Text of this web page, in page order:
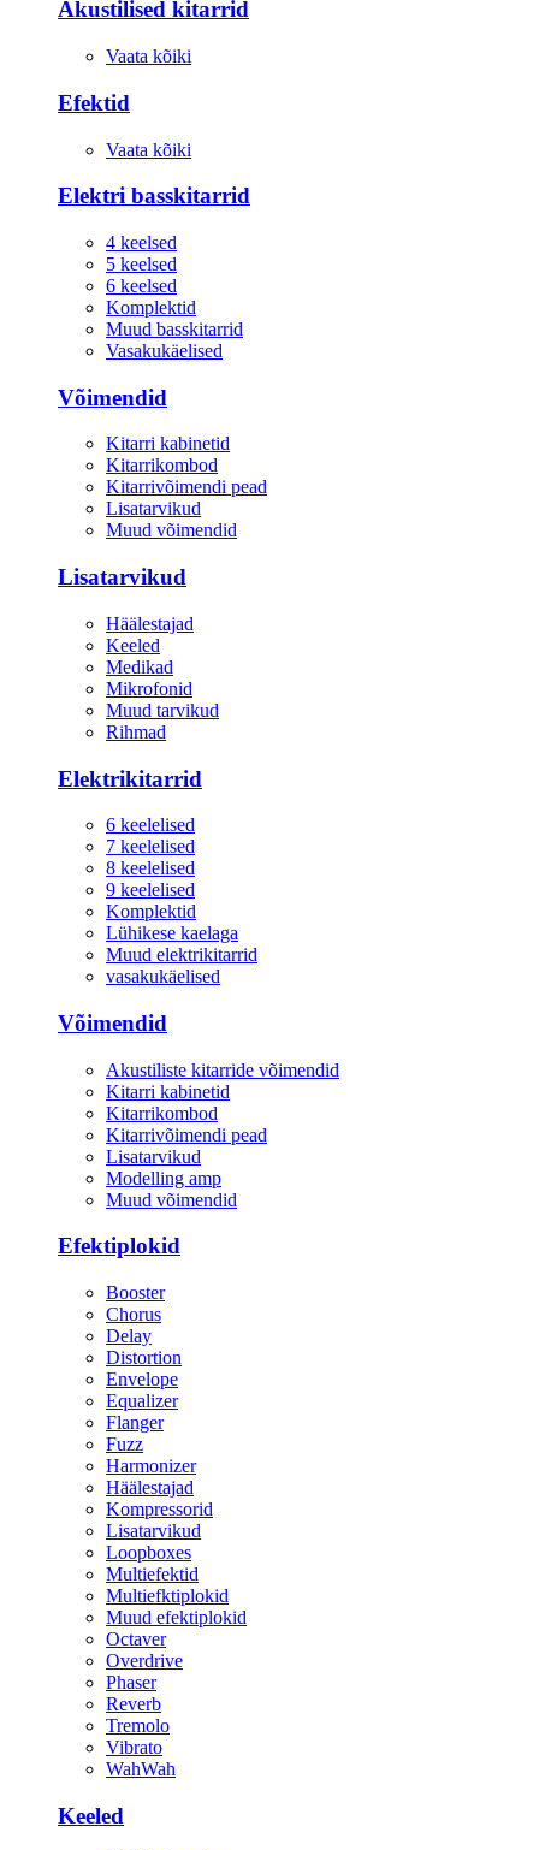
Akustilised kitarrid
Vaata kõiki
Efektid
Vaata kõiki
Elektri basskitarrid
4 keelsed
5 keelsed
6 keelsed
Komplektid
Muud basskitarrid
Vasakukäelised
Võimendid
Kitarri kabinetid
Kitarrikombod
Kitarrivõimendi pead
Lisatarvikud
Muud võimendid
Lisatarvikud
Häälestajad
Keeled
Medikad
Mikrofonid
Muud tarvikud
Rihmad
Elektrikitarrid
6 keelelised
7 keelelised
8 keelelised
9 keelelised
Komplektid
Lühikese kaelaga
Muud elektrikitarrid
vasakukäelised
Võimendid
Akustiliste kitarride võimendid
Kitarri kabinetid
Kitarrikombod
Kitarrivõimendi pead
Lisatarvikud
Modelling amp
Muud võimendid
Efektiplokid
Booster
Chorus
Delay
Distortion
Envelope
Equalizer
Flanger
Fuzz
Harmonizer
Häälestajad
Kompressorid
Lisatarvikud
Loopboxes
Multiefektid
Multiefktiplokid
Muud efektiplokid
Octaver
Overdrive
Phaser
Reverb
Tremolo
Vibrato
WahWah
Keeled